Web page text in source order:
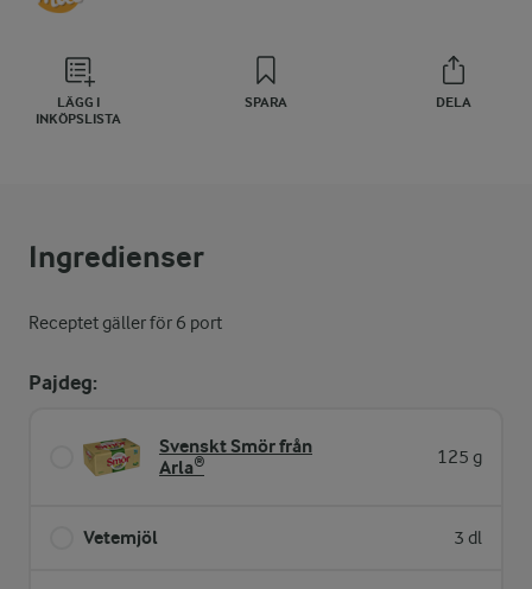
LÄGG I
INKÖPSLISTA
SPARA DELA
Ingredienser
Receptet gäller för 6 port
Pajdeg:
Svenskt Smör från
Arla®
125 g
Vetemjöl 3 dl